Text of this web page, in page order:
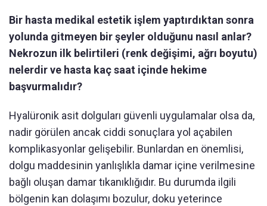
Bir hasta medikal estetik işlem yaptırdıktan sonra
yolunda gitmeyen bir şeyler olduğunu nasıl anlar?
Nekrozun ilk belirtileri (renk değişimi, ağrı boyutu)
nelerdir ve hasta kaç saat içinde hekime
başvurmalıdır?
Hyalüronik asit dolguları güvenli uygulamalar olsa da,
nadir görülen ancak ciddi sonuçlara yol açabilen
komplikasyonlar gelişebilir. Bunlardan en önemlisi,
dolgu maddesinin yanlışlıkla damar içine verilmesine
bağlı oluşan damar tıkanıklığıdır. Bu durumda ilgili
bölgenin kan dolaşımı bozulur, doku yeterince